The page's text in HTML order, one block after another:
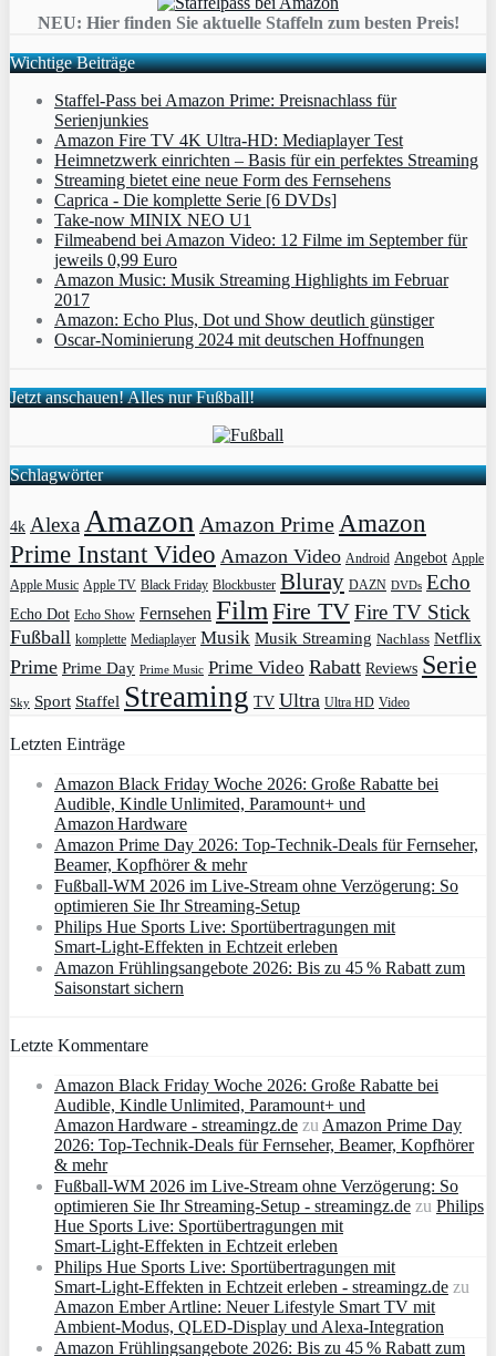
NEU: Hier finden Sie aktuelle Staffeln zum besten Preis!
Wichtige Beiträge
Staffel-Pass bei Amazon Prime: Preisnachlass für
Serienjunkies
Amazon Fire TV 4K Ultra-HD: Mediaplayer Test
Heimnetzwerk einrichten – Basis für ein perfektes Streaming
Streaming bietet eine neue Form des Fernsehens
Caprica - Die komplette Serie [6 DVDs]
Take-now MINIX NEO U1
Filmeabend bei Amazon Video: 12 Filme im September für
jeweils 0,99 Euro
Amazon Music: Musik Streaming Highlights im Februar
2017
Amazon: Echo Plus, Dot und Show deutlich günstiger
Oscar-Nominierung 2024 mit deutschen Hoffnungen
Jetzt anschauen! Alles nur Fußball!
Schlagwörter
4k Alexa Amazon Amazon Prime Amazon
Prime Instant Video Amazon Video Android Angebot Apple
Apple Music Apple TV Black Friday Blockbuster Bluray DAZN DVDs Echo
Echo Dot Echo Show Fernsehen Film Fire TVFire TV Stick
Fußball komplette Mediaplayer Musik Musik Streaming Nachlass Netflix
Prime Prime Day Prime Music Prime Video Rabatt Reviews Serie
Sky Sport Staffel Streaming TV Ultra Ultra HD Video
Letzten Einträge
Amazon Black Friday Woche 2026: Große Rabatte bei
Audible, Kindle Unlimited, Paramount+ und
Amazon Hardware
Amazon Prime Day 2026: Top-Technik-Deals für Fernseher,
Beamer, Kopfhörer & mehr
Fußball-WM 2026 im Live-Stream ohne Verzögerung: So
optimieren Sie Ihr Streaming-Setup
Philips Hue Sports Live: Sportübertragungen mit
Smart‑Light‑Effekten in Echtzeit erleben
Amazon Frühlingsangebote 2026: Bis zu 45 % Rabatt zum
Saisonstart sichern
Letzte Kommentare
Amazon Black Friday Woche 2026: Große Rabatte bei
Audible, Kindle Unlimited, Paramount+ und
Amazon Hardware - streamingz.de zu Amazon Prime Day
2026: Top-Technik-Deals für Fernseher, Beamer, Kopfhörer
& mehr
Fußball-WM 2026 im Live-Stream ohne Verzögerung: So
optimieren Sie Ihr Streaming-Setup - streamingz.de zu Philips
Hue Sports Live: Sportübertragungen mit
Smart‑Light‑Effekten in Echtzeit erleben
Philips Hue Sports Live: Sportübertragungen mit
Smart‑Light‑Effekten in Echtzeit erleben - streamingz.de zu
Amazon Ember Artline: Neuer Lifestyle Smart TV mit
Ambient‑Modus, QLED‑Display und Alexa‑Integration
Amazon Frühlingsangebote 2026: Bis zu 45 % Rabatt zum